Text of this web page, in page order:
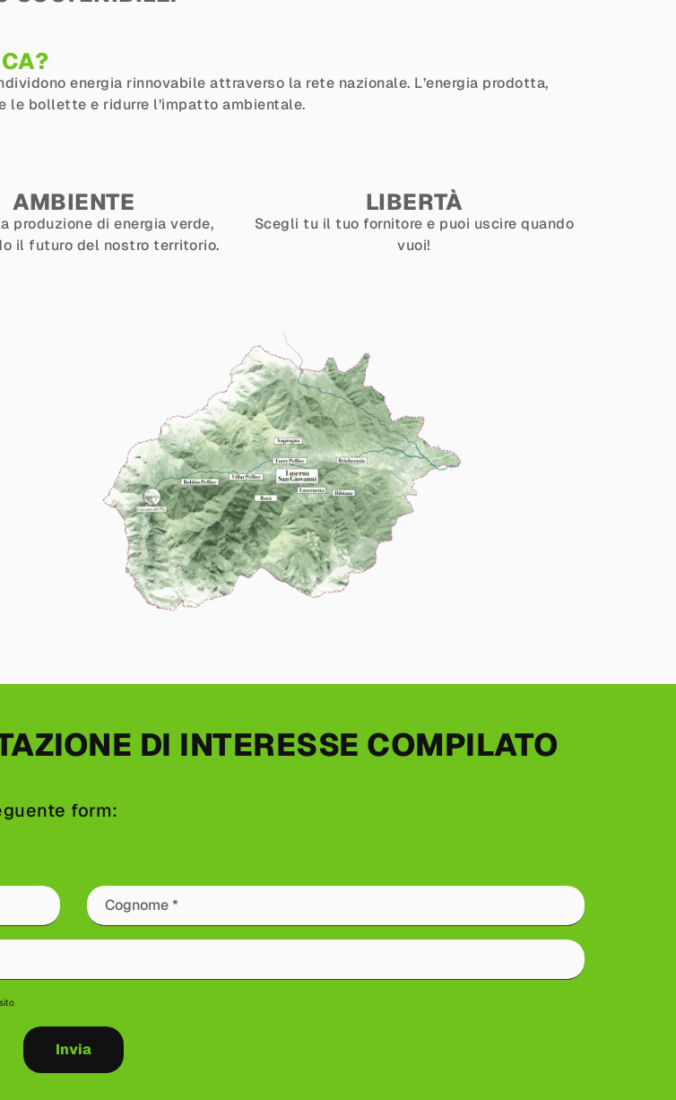
energia rinnovabile attraverso la rete nazionale. L’energia prodotta,
le bollette e ridurre l’impatto ambientale.
AMBIENTE
produzione di energia verde,
il futuro del nostro territorio.
LIBERTÀ
Scegli tu il tuo fornitore e puoi uscire quando
vuoi!
DI INTERESSE COMPILATO
form: